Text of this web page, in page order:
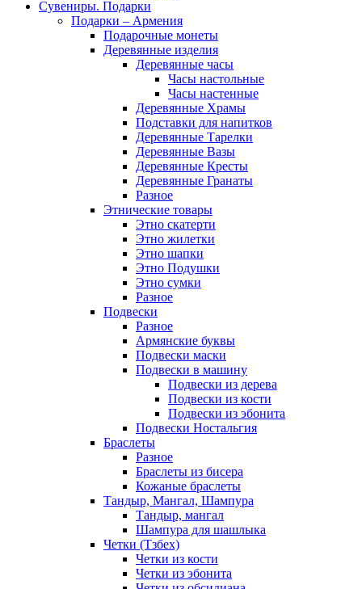
Сувениры. Подарки
Подарки – Армения
Подарочные монеты
Деревянные изделия
Деревянные часы
Часы настольные
Часы настенные
Деревянные Храмы
Подставки для напитков
Деревянные Тарелки
Деревянные Вазы
Деревянные Кресты
Деревянные Гранаты
Разное
Этнические товары
Этно скатерти
Этно жилетки
Этно шапки
Этно Подушки
Этно сумки
Разное
Подвески
Разное
Армянские буквы
Подвески маски
Подвески в машину
Подвески из дерева
Подвески из кости
Подвески из эбонита
Подвески Ностальгия
Браслеты
Разное
Браслеты из бисера
Кожаные браслеты
Тандыр, Мангал, Шампура
Тандыр, мангал
Шампура для шашлыка
Четки (Тзбех)
Четки из кости
Четки из эбонита